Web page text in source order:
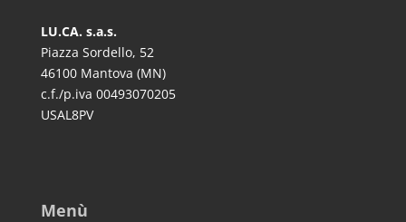
LU.CA. s.a.s.
Piazza Sordello, 52
46100 Mantova (MN)
c.f./p.iva 00493070205
USAL8PV
Menù